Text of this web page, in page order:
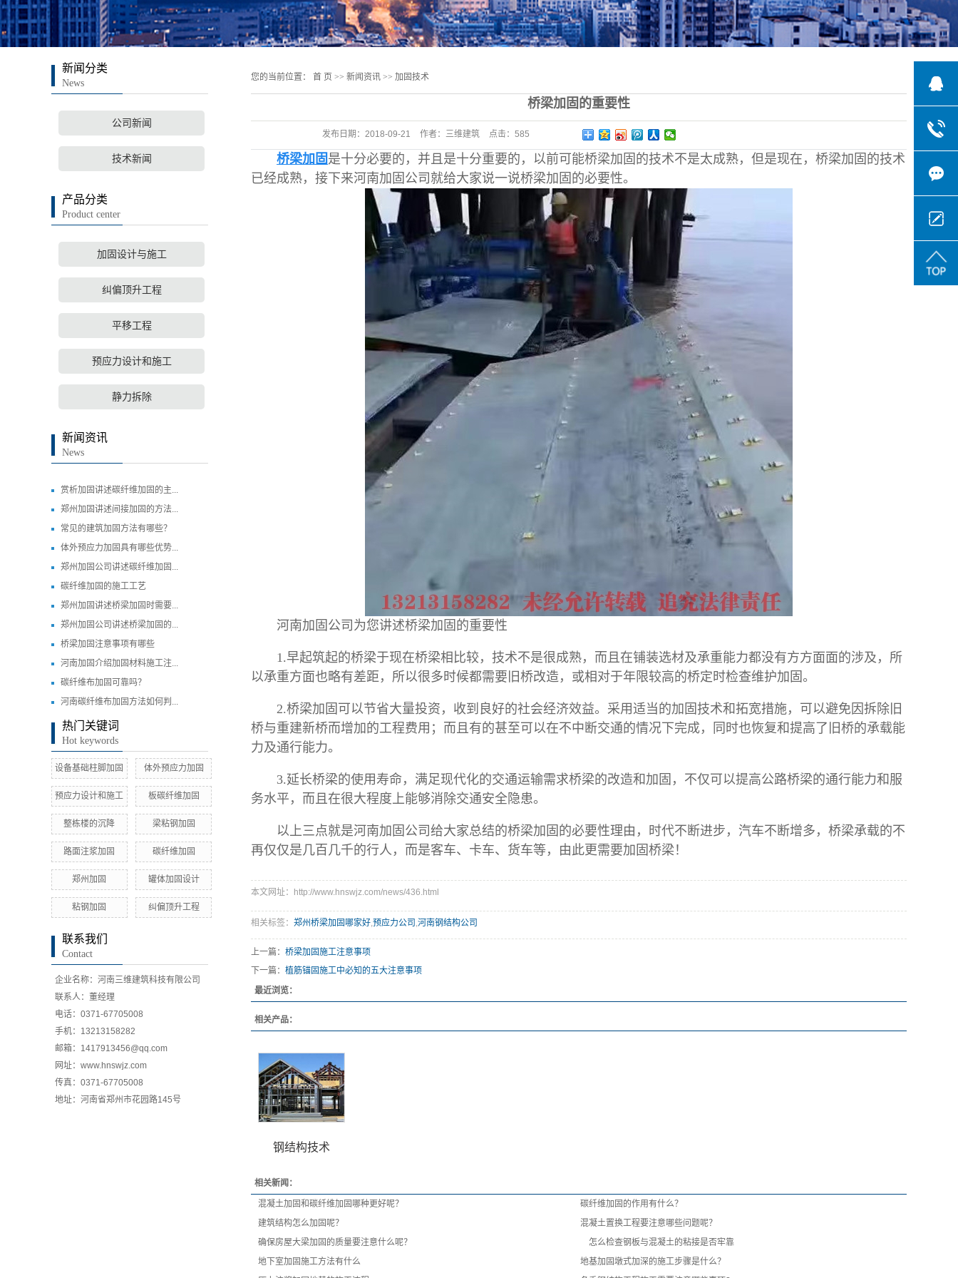
新闻分类
News
公司新闻
技术新闻
产品分类
Product center
加固设计与施工
纠偏顶升工程
平移工程
预应力设计和施工
静力拆除
新闻资讯
News
赏析加固讲述碳纤维加固的主...
郑州加固讲述间接加固的方法...
常见的建筑加固方法有哪些？
体外预应力加固具有哪些优势...
郑州加固公司讲述碳纤维加固...
碳纤维加固的施工工艺
郑州加固讲述桥梁加固时需要...
郑州加固公司讲述桥梁加固的...
桥梁加固注意事项有哪些
河南加固介绍加固材料施工注...
碳纤维布加固可靠吗？
河南碳纤维布加固方法如何判...
热门关键词
Hot keywords
设备基础柱脚加固 体外预应力加固
预应力设计和施工 板碳纤维加固
整栋楼的沉降 梁粘钢加固
路面注浆加固 碳纤维加固
郑州加固 罐体加固设计
粘钢加固 纠偏顶升工程
联系我们
Contact
企业名称：河南三维建筑科技有限公司
联系人：董经理
电话：0371-67705008
手机：13213158282
邮箱：1417913456@qq.com
网址：www.hnswjz.com
传真：0371-67705008
地址：河南省郑州市花园路145号
您的当前位置： 首 页 >> 新闻资讯 >> 加固技术
桥梁加固的重要性
发布日期： 2018-09-21 作者： 三维建筑 点击： 585
桥梁加固 是十分必要的，并且是十分重要的，以前可能桥梁加固的技术不是太成熟，但是现在，桥梁加固的技术
已经成熟，接下来河南加固公司就给大家说一说桥梁加固的必要性。
河南加固公司为您讲述桥梁加固的重要性
1.早起筑起的桥梁于现在桥梁相比较，技术不是很成熟，而且在铺装选材及承重能力都没有方方面面的涉及，所
以承重方面也略有差距，所以很多时候都需要旧桥改造，或相对于年限较高的桥定时检查维护加固。
2.桥梁加固可以节省大量投资，收到良好的社会经济效益。采用适当的加固技术和拓宽措施，可以避免因拆除旧
桥与重建新桥而增加的工程费用；而且有的甚至可以在不中断交通的情况下完成，同时也恢复和提高了旧桥的承载能
力及通行能力。
3.延长桥梁的使用寿命，满足现代化的交通运输需求桥梁的改造和加固，不仅可以提高公路桥梁的通行能力和服
务水平，而且在很大程度上能够消除交通安全隐患。
以上三点就是河南加固公司给大家总结的桥梁加固的必要性理由，时代不断进步，汽车不断增多，桥梁承载的不
再仅仅是几百几千的行人，而是客车、卡车、货车等，由此更需要加固桥梁！
本文网址：http://www.hnswjz.com/news/436.html
相关标签： 郑州桥梁加固哪家好,预应力公司 ,河南钢结构公司
上一篇： 桥梁加固施工注意事项
下一篇： 植筋锚固施工中必知的五大注意事项
最近浏览：
相关产品：
钢结构技术
相关新闻：
混凝土加固和碳纤维加固哪种更好呢？
碳纤维加固的作用有什么？
建筑结构怎么加固呢？
混凝土置换工程要注意哪些问题呢？
确保房屋大梁加固的质量要注意什么呢？
怎么检查钢板与混凝土的粘接是否牢靠
地下室加固施工方法有什么
地基加固墩式加深的施工步骤是什么？